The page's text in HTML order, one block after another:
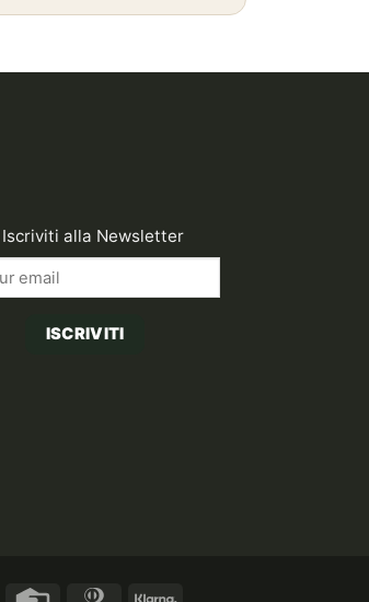
Iscriviti alla Newsletter
ISCRIVITI
American Credit Dinners